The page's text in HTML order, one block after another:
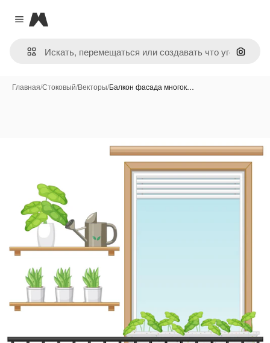
Close menu
Magnific
Поиск
Главная/Стоковый/Векторы/Балкон фасада многок…